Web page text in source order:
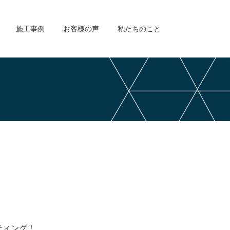
施工事例 お客様の声 私たちのこと
ング！